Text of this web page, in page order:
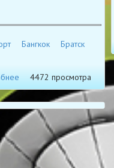
Бангкок
Братск
4472 просмотра